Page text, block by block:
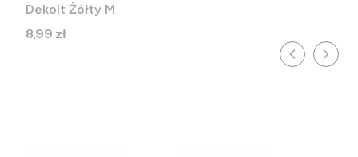
Dekolt Żółty M
Cena
8,99 zł